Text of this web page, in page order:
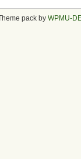
pack by WPMU-